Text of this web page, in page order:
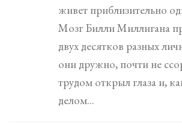
живет приблизительно
Мозг Билли Миллигана
двух десятков разных
они дружно, почти не
трудом открыл глаза и,
делом...